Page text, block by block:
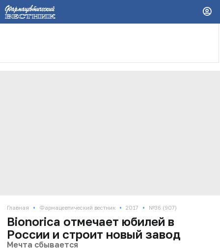
Главная • Фармацевтический вестник • 2017 • №36 (907)
Bionorica отмечает юбилей в
России и строит новый завод
Мечта сбывается